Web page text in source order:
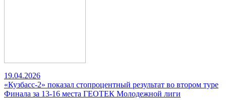
19.04.2026
«Кузбасс-2» показал стопроцентный результат во втором туре
Финала за 13-16 места ГЕОТЕК Молодежной лиги